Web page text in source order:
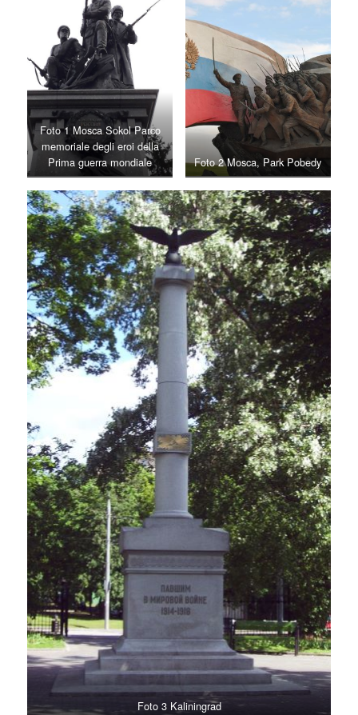
Foto 1 Mosca Sokol Parco
memoriale degli eroi della
Prima guerra mondiale
Foto 2 Mosca, Park Pobedy
Foto 3 Kaliningrad